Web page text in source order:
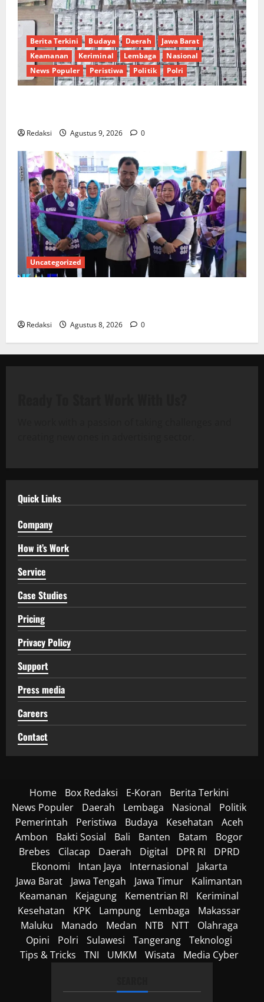
Berita Terkini Budaya Daerah
Jawa Barat
Keamanan
Keriminal Lembaga
Nasional
News Populer
Peristiwa Politik Polri
Redaksi Agustus 9, 2026 0
Uncategorized
Redaksi Agustus 8, 2026 0
Quick Links
Company
How it’s Work
Service
Case Studies
Pricing
Privacy Policy
Support
Press media
Careers
Contact
Home Box Redaksi E-Koran
Berita Terkini
News Populer
Daerah Lembaga Nasional
Politik
Pemerintah
Peristiwa Budaya Kesehatan
Aceh
Ambon
Bakti Sosial Bali Banten Batam
Bogor
Brebes
Cilacap Daerah Digital DPR RI
DPRD
Ekonomi
Intan Jaya Internasional
Jakarta
Jawa Barat
Jawa Tengah Jawa Timur
Kalimantan
Keamanan
Kejagung Kementrian RI
Keriminal
Kesehatan
KPK Lampung Lembaga
Makassar
Maluku
Manado Medan NTB NTT
Olahraga
Opini
Polri Sulawesi Tangerang
Teknologi
Tips & Tricks
TNI UMKM Wisata Media Cyber